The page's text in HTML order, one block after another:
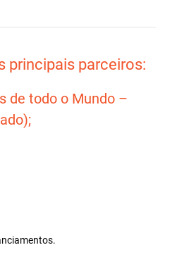
principais parceiros:
de todo o Mundo –